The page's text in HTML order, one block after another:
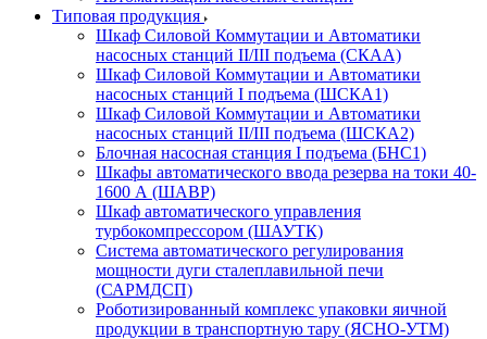
Типовая продукция
Шкаф Силовой Коммутации и Автоматики
насосных станций II/III подъема (СКАА)
Шкаф Силовой Коммутации и Автоматики
насосных станций I подъема (ШСКА1)
Шкаф Силовой Коммутации и Автоматики
насосных станций II/III подъема (ШСКА2)
Блочная насосная станция I подъема (БНС1)
Шкафы автоматического ввода резерва на токи 40-
1600 А (ШАВР)
Шкаф автоматического управления
турбокомпрессором (ШАУТК)
Система автоматического регулирования
мощности дуги сталеплавильной печи
(САРМДСП)
Роботизированный комплекс упаковки яичной
продукции в транспортную тару (ЯСНО-УТМ)